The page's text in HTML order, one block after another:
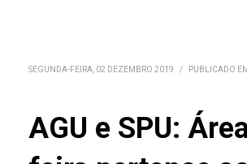
SEGUNDA-FEIRA, 02 DEZEMBRO 2019 / PUBLICADO EM
AGU e SPU: